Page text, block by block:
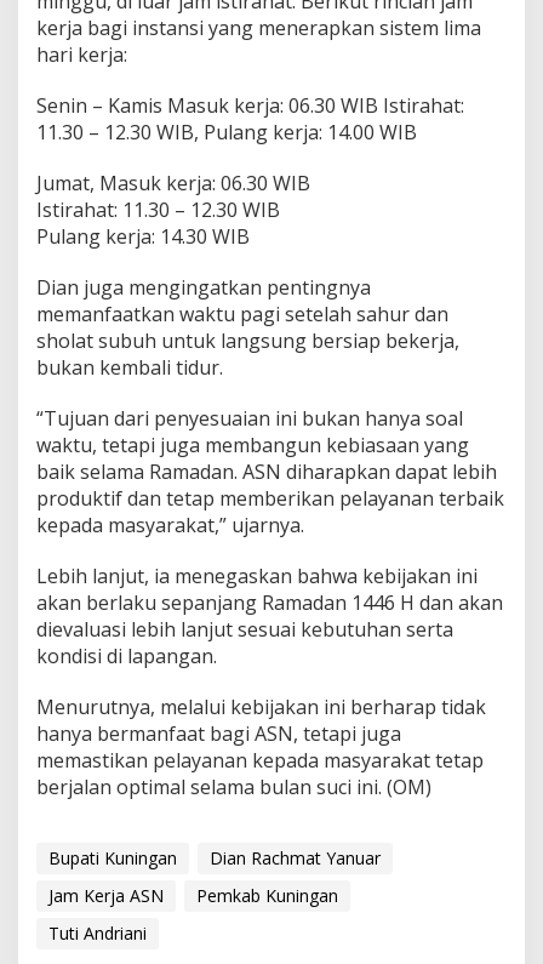
kerja bagi instansi yang menerapkan sistem lima
hari kerja:
Senin – Kamis Masuk kerja: 06.30 WIB Istirahat:
11.30 – 12.30 WIB, Pulang kerja: 14.00 WIB
Jumat, Masuk kerja: 06.30 WIB
Istirahat: 11.30 – 12.30 WIB
Pulang kerja: 14.30 WIB
Dian juga mengingatkan pentingnya
memanfaatkan waktu pagi setelah sahur dan
sholat subuh untuk langsung bersiap bekerja,
bukan kembali tidur.
“Tujuan dari penyesuaian ini bukan hanya soal
waktu, tetapi juga membangun kebiasaan yang
baik selama Ramadan. ASN diharapkan dapat lebih
produktif dan tetap memberikan pelayanan terbaik
kepada masyarakat,” ujarnya.
Lebih lanjut, ia menegaskan bahwa kebijakan ini
akan berlaku sepanjang Ramadan 1446 H dan akan
dievaluasi lebih lanjut sesuai kebutuhan serta
kondisi di lapangan.
Menurutnya, melalui kebijakan ini berharap tidak
hanya bermanfaat bagi ASN, tetapi juga
memastikan pelayanan kepada masyarakat tetap
berjalan optimal selama bulan suci ini. (OM)
Bupati Kuningan
Dian Rachmat Yanuar
Jam Kerja ASN
Pemkab Kuningan
Tuti Andriani